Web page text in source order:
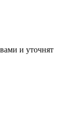
и уточнят